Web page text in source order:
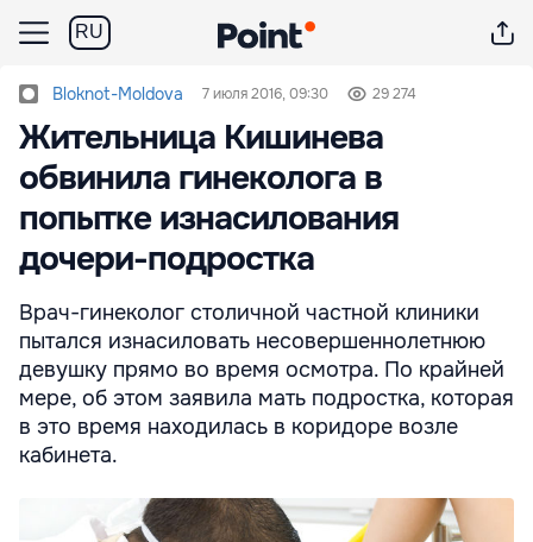
RU
Bloknot-Moldova 7 июля 2016, 09:30 29 274
Жительница Кишинева
обвинила гинеколога в
попытке изнасилования
дочери-подростка
Врач-гинеколог столичной частной клиники
пытался изнасиловать несовершеннолетнюю
девушку прямо во время осмотра. По крайней
мере, об этом заявила мать подростка, которая
в это время находилась в коридоре возле
кабинета.